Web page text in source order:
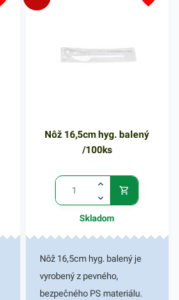
Lyžička na zmrzlinu nájde
500 kusov lyžičiek s
rozmerom 9,5 cm. Lyžičky sú
Vymeňte plastové lyžičky za
ekologickejšiu alternatívu. V
našej širokej ponuke nájdete
ďalšie podobné produkty.
Nôž 16,5cm hyg. balený
/100ks
Skladom
Nôž 16,5cm hyg. balený je
vyrobený z pevného,
bezpečného PS materiálu.